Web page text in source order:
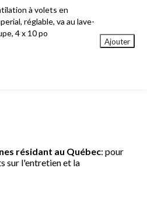
à volets en
réglable, va au lave-
4 x 10 po
Ajouter
résidant au Québec: pour
sur l'entretien et la